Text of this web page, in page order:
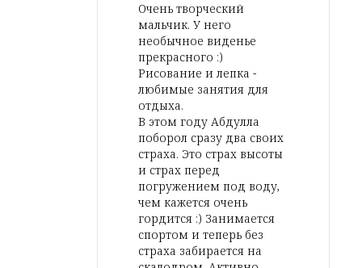
Очень творческий
мальчик. У него
необычное виденье
прекрасного :)
Рисование и лепка -
любимые занятия для
отдыха.
В этом году Абдулла
поборол сразу два своих
страха. Это страх высоты
и страх перед
погружением под воду,
чем кажется очень
гордится :) Занимается
спортом и теперь без
страха забирается на